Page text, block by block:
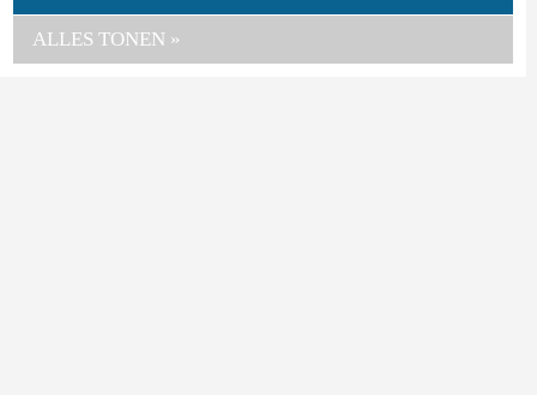
ALLES TONEN »